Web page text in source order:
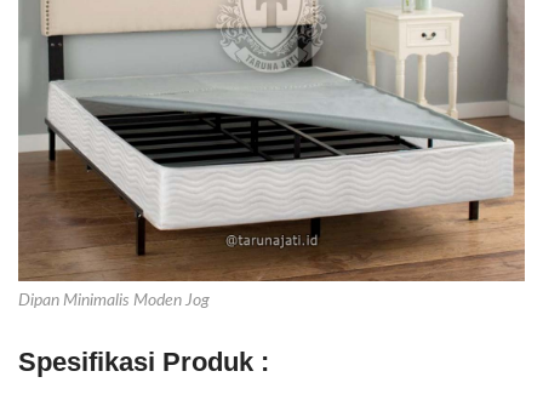
Dipan Minimalis Moden Jog
Spesifikasi Produk :